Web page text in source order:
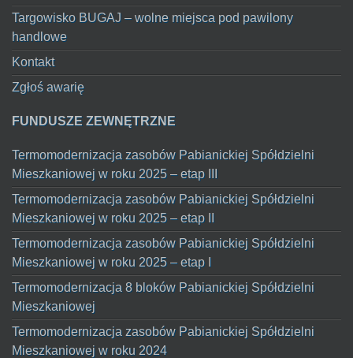
Targowisko BUGAJ – wolne miejsca pod pawilony
handlowe
Kontakt
Zgłoś awarię
FUNDUSZE ZEWNĘTRZNE
Termomodernizacja zasobów Pabianickiej Spółdzielni
Mieszkaniowej w roku 2025 – etap III
Termomodernizacja zasobów Pabianickiej Spółdzielni
Mieszkaniowej w roku 2025 – etap II
Termomodernizacja zasobów Pabianickiej Spółdzielni
Mieszkaniowej w roku 2025 – etap I
Termomodernizacja 8 bloków Pabianickiej Spółdzielni
Mieszkaniowej
Termomodernizacja zasobów Pabianickiej Spółdzielni
Mieszkaniowej w roku 2024